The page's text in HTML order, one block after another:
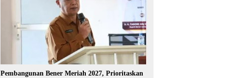
Pembangunan Bener Meriah 2027, Prioritaskan